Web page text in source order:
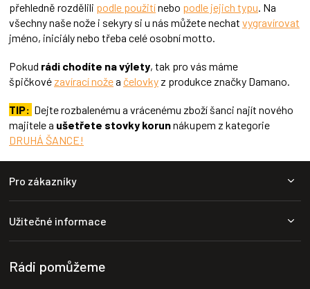
y
v
ý
i
s
u
přehledně rozdělili podle použitínebo podle jejich typu. Na
všechny naše nože i sekyry si u nás můžete nechat vygravírovat
jméno, iniciály nebo třeba celé osobní motto.
Pokud rádi chodíte na výlety, tak pro vás máme
špičkové zavírací nožea čelovky z produkce značky Damano.
TIP: Dejte rozbalenému a vrácenému zboží šanci najít nového
majitele a ušetřete stovky korunnákupem z kategorie
DRUHÁ ŠANCE!
Pro zákazníky
Užitečné informace
Rádi pomůžeme